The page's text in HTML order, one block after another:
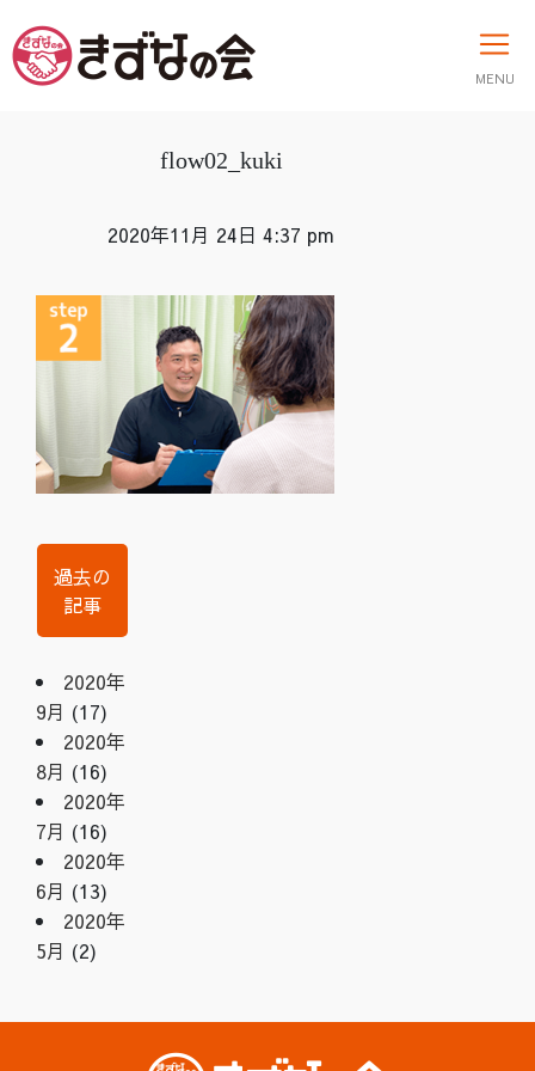
MENU
flow02_kuki
2020年11月 24日 4:37 pm
過去の
記事
2020年
9月 (17)
2020年
8月 (16)
2020年
7月 (16)
2020年
6月 (13)
2020年
5月 (2)